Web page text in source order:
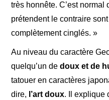
très honnête. C’est normal
prétendent le contraire
complètement cinglés. »
Au niveau du caractère
quelqu’un dedoux et de
tatouer en caractères
dire, l’art doux. Il explique